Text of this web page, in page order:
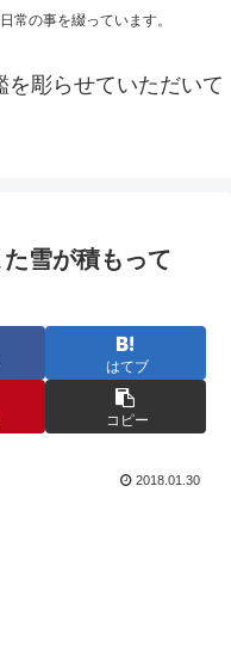
常の事を綴っています。
彫らせていただいて
雪が積もって
はてブ
コピー
2018.01.30